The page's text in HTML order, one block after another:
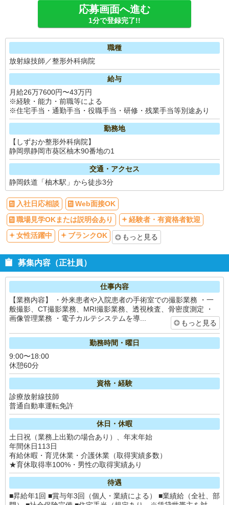
応募画面へ進む
1分で登録完了!!
職種
放射線技師／整形外科病院
給与
月給26万7600円〜43万円
※経験・能力・前職等による
※住宅手当・通勤手当・役職手当・研修・残業手当等別途あり
勤務地
【しずおか整形外科病院】
静岡県静岡市葵区柚木90番地の1
交通・アクセス
静岡鉄道「柚木駅」から徒歩3分
入社日応相談
Web面接OK
職場見学OKまたは説明会あり
経験者・有資格者歓迎
女性活躍中
ブランクOK もっと見る
募集内容（正社員）
仕事内容
【業務内容】 ・外来患者や入院患者の手術室での撮影業務 ・一
般撮影、CT撮影業務、MRI撮影業務、透視検査、骨密度測定 ・
画像管理業務 ・電子カルテシステムを導...
もっと見る
勤務時間・曜日
9:00〜18:00
休憩60分
資格・経験
診療放射線技師
普通自動車運転免許
休日・休暇
土日祝（業務上出勤の場合あり）、年末年始
年間休日113日
有給休暇・育児休業・介護休業（取得実績多数）
★育休取得率100%・男性の取得実績あり
待遇
■昇給年1回 ■賞与年3回（個人・業績による） ■業績給（全社、部